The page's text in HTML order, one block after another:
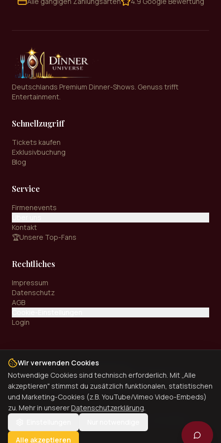
Wir verwenden Cookies
Notwendige Cookies sind technisch erforderlich. Mit „Alle
akzeptieren" stimmst du zusätzlich funktionalen, statistischen
und Marketing-Cookies (z.B. YouTube/Vimeo Video-Embeds)
zu. Mehr in unsererDatenschutzerklärung.
Alle akzeptieren
Deutschlands Premium Dinner-Shows. Genuss trifft
Entertainment.
Schnellzugriff
Tickets kaufen
Exklusivbuchung
Blog
Service
Firmenevents
Kontakt
🏆Unsere Top-Fans
Rechtliches
Impressum
Datenschutz
AGB
Login
Zahlungsarten:
Kreditkarte PayPal SEPA Überweisung
Dinner Universe. Alle Rechte vorbehalten.